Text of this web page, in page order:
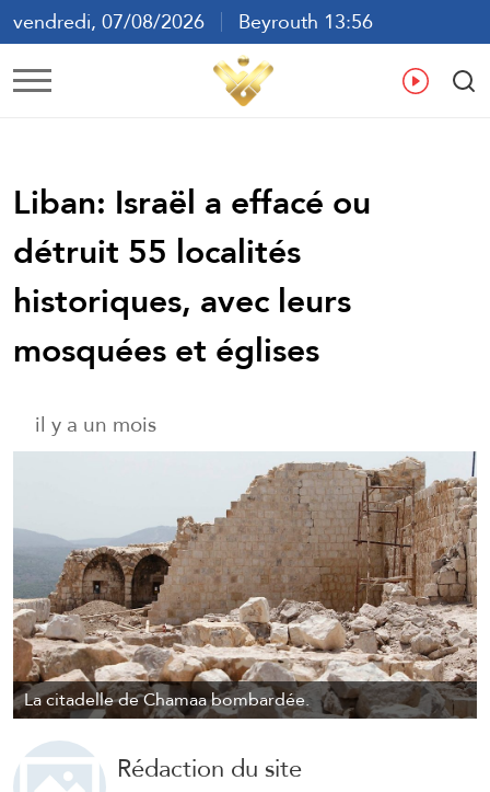
vendredi, 07/08/2026
Beyrouth 13:56
ع
Liban: Israël a effacé ou
détruit 55 localités
historiques, avec leurs
mosquées et églises
il y a un mois
La citadelle de Chamaa bombardée.
Rédaction du site